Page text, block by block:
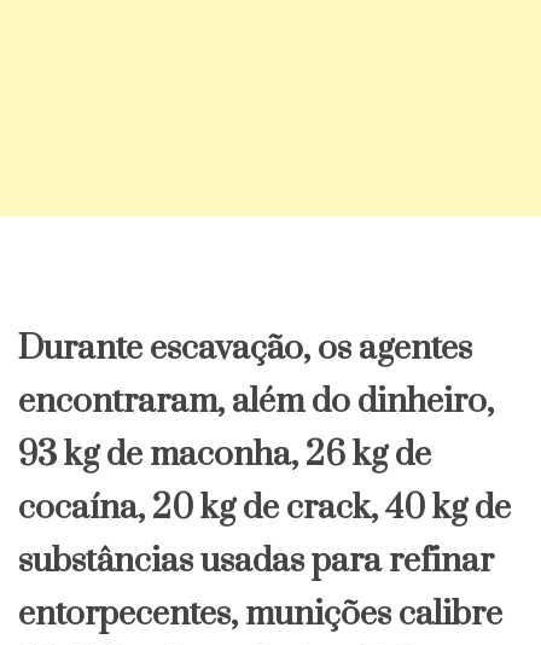
Durante escavação, os agentes
encontraram, além do dinheiro,
93 kg de maconha, 26 kg de
cocaína, 20 kg de crack, 40 kg de
substâncias usadas para refinar
entorpecentes, munições calibre